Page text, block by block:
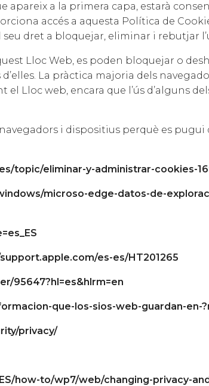
apareix a la primera capa, estarà
accés a aquesta Política de
dret a bloquejar, eliminar i rebutjar
Lloc Web, es poden bloquejar o
La pràctica majoria dels
Lloc web, encara que l’ús d’alguns
i dispositius perquè es
topic/eliminar-y-administrar-cookies-
microso-edge-datos-de-
es-es/HT201265
95647?hl=es&hlrm=en
que-los-sios-web-guardan-en-
privacy/
how-to/wp7/web/changing-privacy-